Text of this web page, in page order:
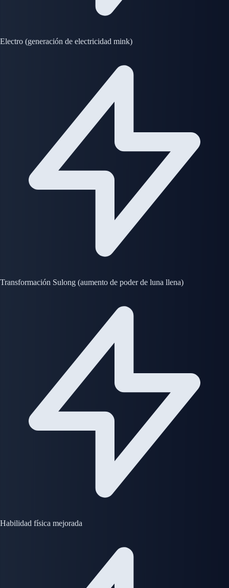
Electro (generación de electricidad mink)
Transformación Sulong (aumento de poder de luna llena)
Habilidad física mejorada